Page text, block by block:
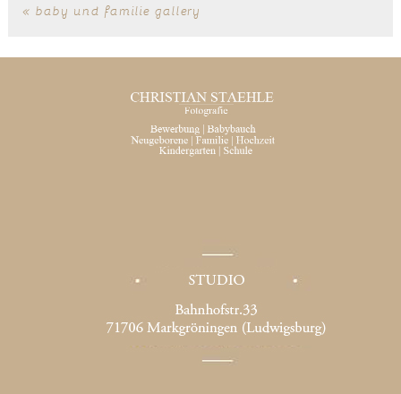
« baby und familie gallery